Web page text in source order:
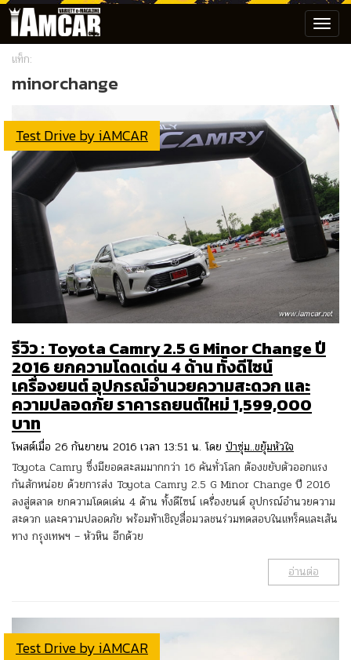
แท็ก:
minorchange
Test Drive by iAMCAR
รีวิว : Toyota Camry 2.5 G Minor Change ปี
2016 ยกความโดดเด่น 4 ด้าน ทั้งดีไซน์
เครื่องยนต์ อุปกรณ์อำนวยความสะดวก และ
ความปลอดภัย ราคารถยนต์ใหม่ 1,599,000
บาท
โพสต์เมื่อ 26 กันยายน 2016 เวลา 13:51 น. โดย ป๋าซุ่ม..ขยุ้มหัวใจ
Toyota Camry ซึ่งมียอดสะสมมากกว่า 16 คันทั่วโลก ต้องขยับตัวออกแรง
กันสักหน่อย ด้วยการส่ง Toyota Camry 2.5 G Minor Change ปี 2016
ลงสู่ตลาด ยกความโดดเด่น 4 ด้าน ทั้งดีไซน์ เครื่องยนต์ อุปกรณ์อำนวยความ
สะดวก และความปลอดภัย พร้อมท้าเชิญสื่อมวลชนร่วมทดสอบในแทร็คและเส้น
ทาง กรุงเทพฯ – หัวหิน อีกด้วย
อ่านต่อ
Test Drive by iAMCAR